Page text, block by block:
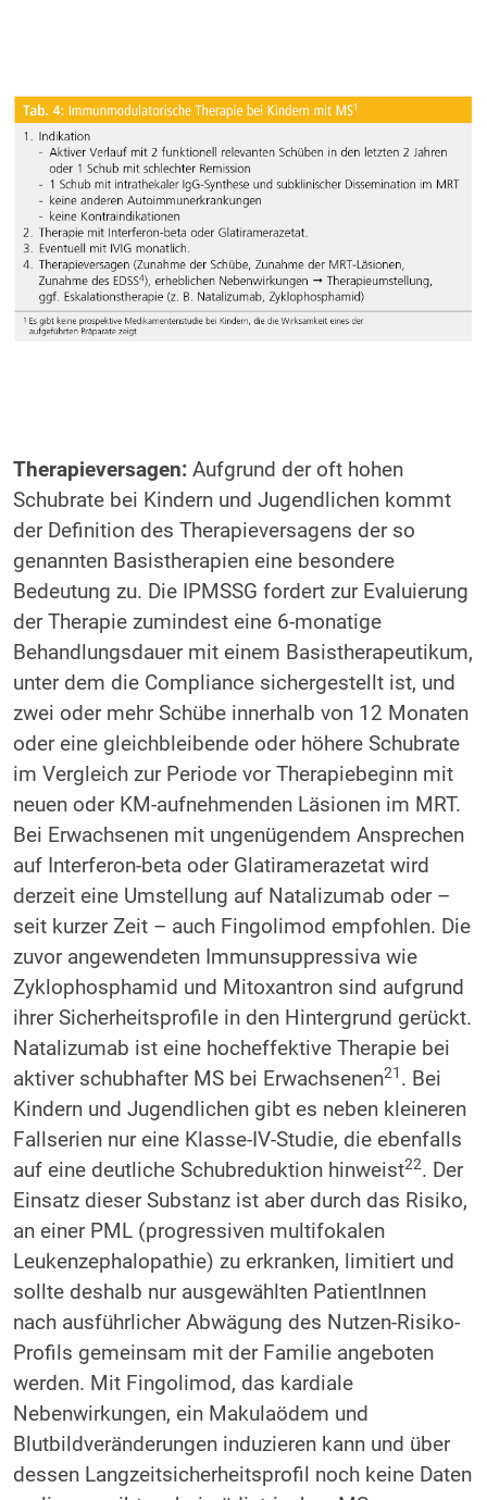
Therapieversagen:Aufgrund der oft hohen
Schubrate bei Kindern und Jugendlichen kommt
der Definition des Therapieversagens der so
genannten Basistherapien eine besondere
Bedeutung zu. Die IPMSSG fordert zur Evaluierung
der Therapie zumindest eine 6-monatige
Behandlungsdauer mit einem Basistherapeutikum,
unter dem die Compliance sichergestellt ist, und
zwei oder mehr Schübe innerhalb von 12 Monaten
oder eine gleichbleibende oder höhere Schubrate
im Vergleich zur Periode vor Therapiebeginn mit
neuen oder KM-aufnehmenden Läsionen im MRT.
Bei Erwachsenen mit ungenügendem Ansprechen
auf Interferon-beta oder Glatira­merazetat wird
derzeit eine Umstellung auf Natalizumab oder –
seit kurzer Zeit – auch Fingolimod empfohlen. Die
zuvor angewendeten Immunsuppressiva wie
Zyklophosphamid und Mitoxantron sind aufgrund
ihrer Sicherheitsprofile in den Hintergrund gerückt.
Natalizumab ist eine hocheffektive Therapie bei
aktiver schubhafter MS bei Erwachsenen21 . Bei
Kindern und Jugendlichen gibt es neben kleineren
Fallserien nur eine Klasse-IV-Studie, die ebenfalls
auf eine deutliche Schubreduktion hinweist22. Der
Einsatz dieser Substanz ist aber durch das Risiko,
an einer PML (progressiven multifokalen
Leukenzephalopathie) zu erkranken, limitiert und
sollte deshalb nur ausgewählten PatientInnen
nach ausführlicher Abwägung des Nutzen-Risiko-
Profils gemeinsam mit der Familie angeboten
werden. Mit Fingolimod, das kardiale
Nebenwirkungen, ein Makulaödem und
Blutbildveränderungen induzieren kann und über
dessen Langzeitsicherheitsprofil noch keine Daten